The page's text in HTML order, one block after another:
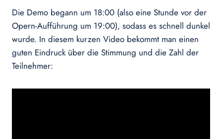
Die Demo begann um 18:00 (also eine Stunde vor der
Opern-Aufführung um 19:00), sodass es schnell dunkel
wurde. In diesem kurzen Video bekommt man einen
guten Eindruck über die Stimmung und die Zahl der
Teilnehmer: